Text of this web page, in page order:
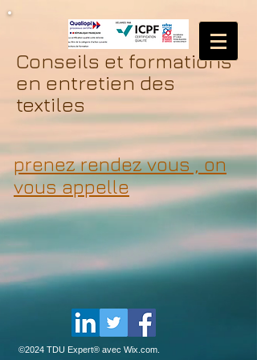
Conseils et formations
en entretien des
textiles
prenez rendez vous , on
vous appelle
©2024 TDU Expert® avec Wix.com.